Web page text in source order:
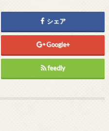
シェア
Google+
feedly